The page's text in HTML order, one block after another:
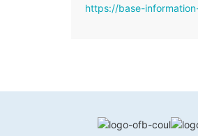
https://base-